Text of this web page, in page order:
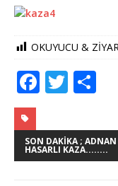
OKUYUCU &
F
c
e
T
it
te
ar
e
SON DAKIKA ;
HASARLI KAZA........